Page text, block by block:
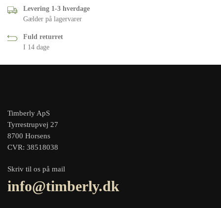
Levering 1-3 hverdage
Gælder på lagervarer
Fuld returret
I 14 dage
Timberly ApS
Tyrrestrupvej 27
8700 Horsens
CVR: 38518038
Skriv til os på mail
info@timberly.dk